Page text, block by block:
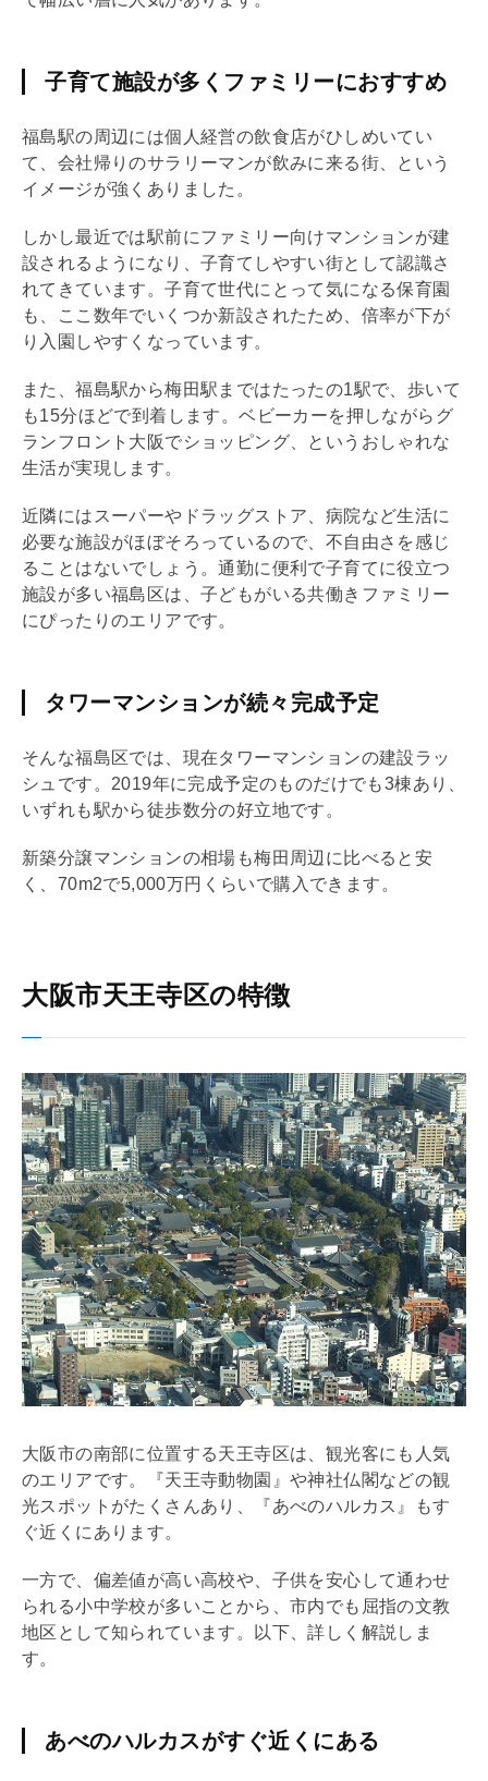
子育て施設が多くファミリーにおすすめ
福島駅の周辺には個人経営の飲食店がひしめいてい
て、会社帰りのサラリーマンが飲みに来る街、という
イメージが強くありました。
しかし最近では駅前にファミリー向けマンションが建
設されるようになり、子育てしやすい街として認識さ
れてきています。子育て世代にとって気になる保育園
も、ここ数年でいくつか新設されたため、倍率が下が
り入園しやすくなっています。
また、福島駅から梅田駅まではたったの1駅で、歩いて
も15分ほどで到着します。ベビーカーを押しながらグ
ランフロント大阪でショッピング、というおしゃれな
生活が実現します。
近隣にはスーパーやドラッグストア、病院など生活に
必要な施設がほぼそろっているので、不自由さを感じ
ることはないでしょう。通勤に便利で子育てに役立つ
施設が多い福島区は、子どもがいる共働きファミリー
にぴったりのエリアです。
タワーマンションが続々完成予定
そんな福島区では、現在タワーマンションの建設ラッ
シュです。2019年に完成予定のものだけでも3棟あり、
いずれも駅から徒歩数分の好立地です。
新築分譲マンションの相場も梅田周辺に比べると安
く、70m2で5,000万円くらいで購入できます。
大阪市天王寺区の特徴
大阪市の南部に位置する天王寺区は、観光客にも人気
のエリアです。『天王寺動物園』や神社仏閣などの観
光スポットがたくさんあり、『あべのハルカス』もす
ぐ近くにあります。
一方で、偏差値が高い高校や、子供を安心して通わせ
られる小中学校が多いことから、市内でも屈指の文教
地区として知られています。以下、詳しく解説しま
す。
あべのハルカスがすぐ近くにある